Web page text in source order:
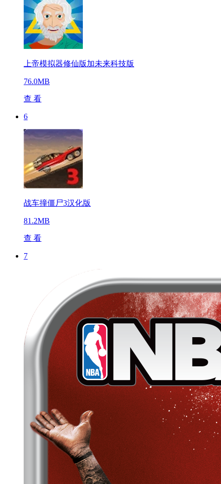
上帝模拟器修仙版加未来科技版
76.0MB
查 看
6
战车撞僵尸3汉化版
81.2MB
查 看
7